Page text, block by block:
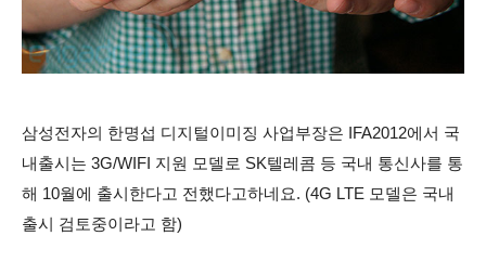
삼성전자의 한명섭 디지털이미징 사업부장은 IFA2012에서 국
내출시는 3G/WIFI 지원 모델로 SK텔레콤 등 국내 통신사를 통
해 10월에 출시한다고 전했다고하네요. (4G LTE 모델은 국내
출시 검토중이라고 함)